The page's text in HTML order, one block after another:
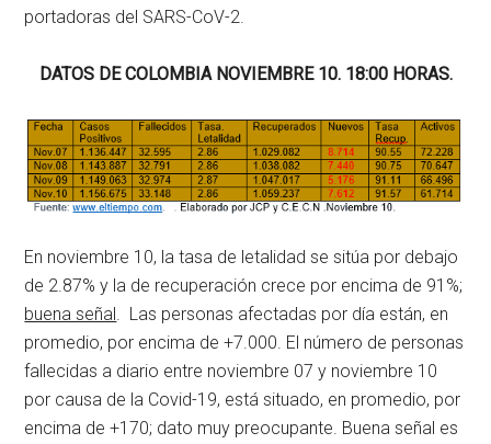
portadoras del SARS-CoV-2.
DATOS DE COLOMBIA NOVIEMBRE 10. 18:00 HORAS.
En noviembre 10, la tasa de letalidad se sitúa por debajo
de 2.87% y la de recuperación crece por encima de 91%;
buena señal . Las personas afectadas por día están, en
promedio, por encima de +7.000. El número de personas
fallecidas a diario entre noviembre 07 y noviembre 10
por causa de la Covid-19, está situado, en promedio, por
encima de +170; dato muy preocupante. Buena señal es